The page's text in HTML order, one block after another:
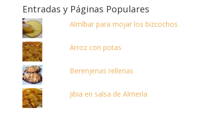
Entradas y Páginas Populares
Almíbar para mojar los bizcochos
Arroz con potas
Berenjenas rellenas
Jibia en salsa de Almería